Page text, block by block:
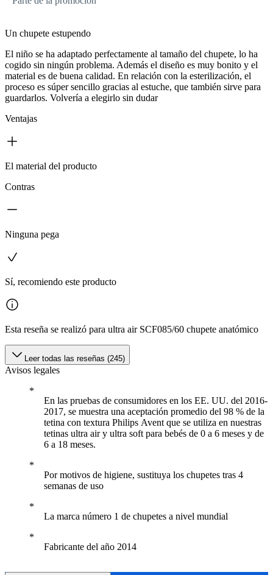
Un chupete estupendo
El niño se ha adaptado perfectamente al tamaño del chupete, lo ha
cogido sin ningún problema. Además el diseño es muy bonito y el
material es de buena calidad. En relación con la esterilización, el
proceso es súper sencillo gracias al estuche, que también sirve para
guardarlos. Volvería a elegirlo sin dudar
Ventajas
El material del producto
Contras
Ninguna pega
Sí, recomiendo este producto
Esta reseña se realizó para ultra air SCF085/60 chupete anatómico
Leer todas las reseñas (245)
Avisos legales
En las pruebas de consumidores en los EE. UU. del 2016-
2017, se muestra una aceptación promedio del 98 % de la
tetina con textura Philips Avent que se utiliza en nuestras
tetinas ultra air y ultra soft para bebés de 0 a 6 meses y de
6 a 18 meses.
Por motivos de higiene, sustituya los chupetes tras 4
semanas de uso
La marca número 1 de chupetes a nivel mundial
Fabricante del año 2014